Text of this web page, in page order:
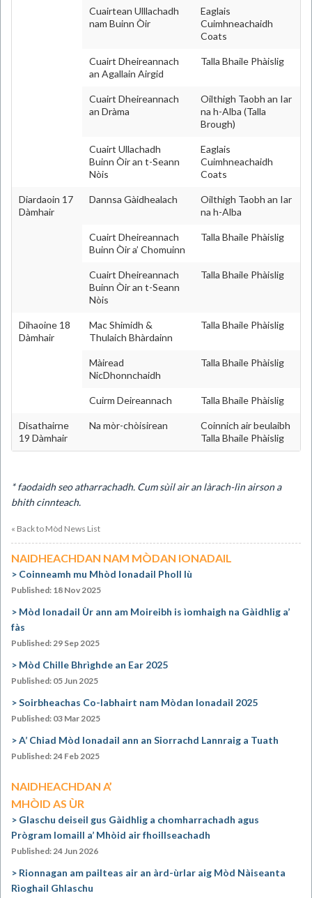
Cuairtean Ulllachadh
nam Buinn Òir
Eaglais
Cuimhneachaidh
Coats
Cuairt Dheireannach
an Agallain Airgid
Talla Bhaile Phàislig
Cuairt Dheireannach
an Dràma
Oilthigh Taobh an Iar
na h-Alba (Talla
Brough)
Cuairt Ullachadh
Buinn Òir an t-Seann
Nòis
Eaglais
Cuimhneachaidh
Coats
Diardaoin 17
Dàmhair
Dannsa Gàidhealach
Oilthigh Taobh an Iar
na h-Alba
Cuairt Dheireannach
Buinn Òir a’ Chomuinn
Talla Bhaile Phàislig
Cuairt Dheireannach
Buinn Òir an t-Seann
Nòis
Talla Bhaile Phàislig
Dihaoine 18
Dàmhair
Mac Shimidh &
Thulaich Bhàrdainn
Talla Bhaile Phàislig
Màiread
NicDhonnchaidh
Talla Bhaile Phàislig
Cuirm Deireannach Talla Bhaile Phàislig
Disathairne
19 Dàmhair
Na mòr-chòisirean
Coinnich air beulaibh
Talla Bhaile Phàislig
* faodaidh seo atharrachadh. Cum sùil air an làrach-lìn airson a
bhith cinnteach.
« Back to Mòd News List
NAIDHEACHDAN NAM MÒDAN IONADAIL
Coinneamh mu Mhòd Ionadail Pholl Iù
Published: 18 Nov 2025
Mòd Ionadail Ùr ann am Moireibh is ìomhaigh na Gàidhlig a’
fàs
Published: 29 Sep 2025
Mòd Chille Bhrìghde an Ear 2025
Published: 05 Jun 2025
Soirbheachas Co-labhairt nam Mòdan Ionadail 2025
Published: 03 Mar 2025
A’ Chiad Mòd Ionadail ann an Siorrachd Lannraig a Tuath
Published: 24 Feb 2025
NAIDHEACHDAN A’
MHÒID AS ÙR
Glaschu deiseil gus Gàidhlig a chomharrachadh agus
Prògram Iomaill a’ Mhòid air fhoillseachadh
Published: 24 Jun 2026
Rionnagan am pailteas air an àrd-ùrlar aig Mòd Nàiseanta
Rìoghail Ghlaschu